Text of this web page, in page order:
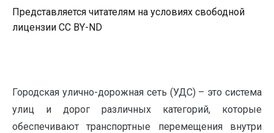
Представляется читателям на условиях свободной
лицензии CC BY-ND
Городская улично-дорожная сеть (УДС) – это система
улиц и дорог различных категорий, которые
обеспечивают транспортные перемещения внутри